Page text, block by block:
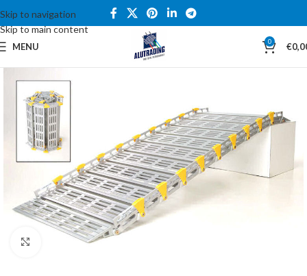
Skip to navigation
Skip to main content
MENU 0 €
Click to enlarge